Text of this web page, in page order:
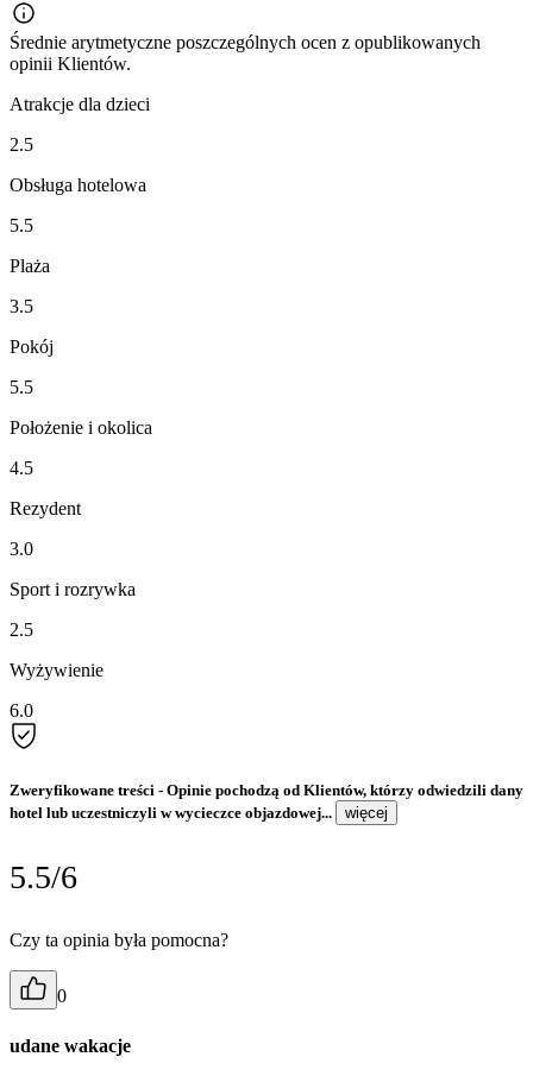
Średnie arytmetyczne poszczególnych ocen z opublikowanych
opinii Klientów.
Atrakcje dla dzieci
2.5
Obsługa hotelowa
5.5
Plaża
3.5
Pokój
5.5
Położenie i okolica
4.5
Rezydent
3.0
Sport i rozrywka
2.5
Wyżywienie
6.0
Zweryfikowane treści - Opinie pochodzą od Klientów, którzy odwiedzili dany
hotel lub uczestniczyli w wycieczce objazdowej...
więcej
5.5/6
Czy ta opinia była pomocna?
0
udane wakacje